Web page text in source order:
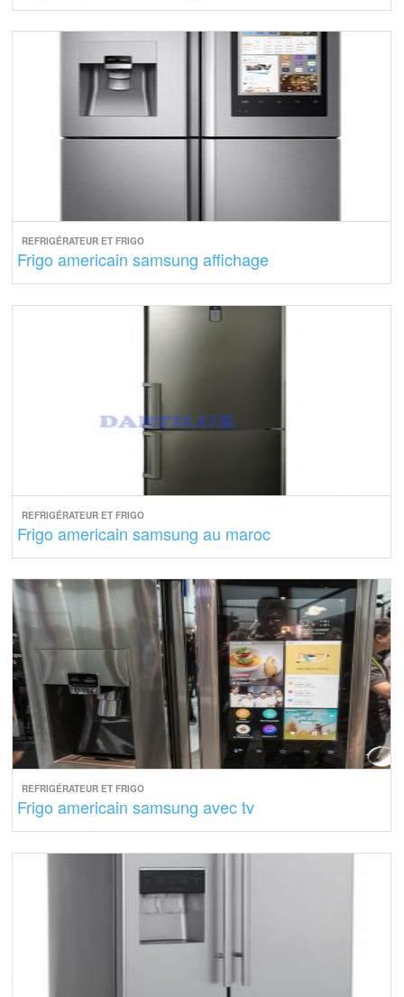
REFRIGÉRATEUR ET FRIGO
Frigo americain samsung affichage
REFRIGÉRATEUR ET FRIGO
Frigo americain samsung au maroc
REFRIGÉRATEUR ET FRIGO
Frigo americain samsung avec tv